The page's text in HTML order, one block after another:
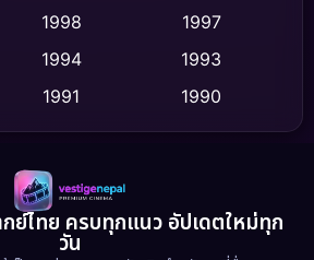
(10)
(59)
(13)
1998
1997
1994
1993
1991
1990
1988
1986
1983
1978
1974
1962
ย์ไทย ครบทุกแนว อัปเดตใหม่ทุก
วัน